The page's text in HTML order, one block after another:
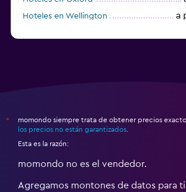
Hoteles en Wellington a
*
momondo siempre trata de obtener precios
los precios no están garantizados
Esta es la razón:
momondo no es el vendedor.
Agregamos montones de datos para ti